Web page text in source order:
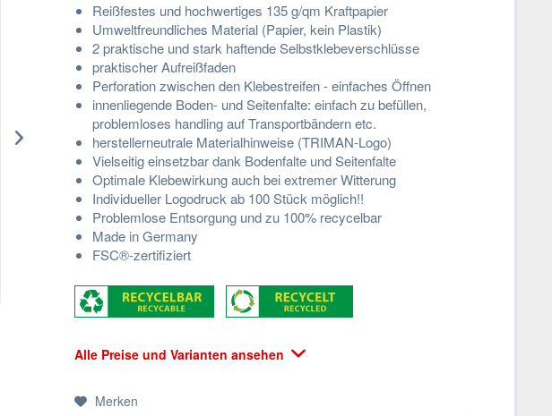
Reißfestes und hochwertiges 135 g/qm Kraftpapier
Umweltfreundliches Material (Papier, kein Plastik)
2 praktische und stark haftende Selbstklebeverschlüsse
praktischer Aufreißfaden
Perforation zwischen den Klebestreifen - einfaches Öffnen
innenliegende Boden- und Seitenfalte: einfach zu befüllen,
problemloses handling auf Transportbändern etc.
herstellerneutrale Materialhinweise (TRIMAN-Logo)
Vielseitig einsetzbar dank Bodenfalte und Seitenfalte
Optimale Klebewirkung auch bei extremer Witterung
Individueller Logodruck ab 100 Stück möglich!!
Problemlose Entsorgung und zu 100% recycelbar
Made in Germany
FSC®-zertifiziert
Alle Preise und Varianten ansehen
Merken